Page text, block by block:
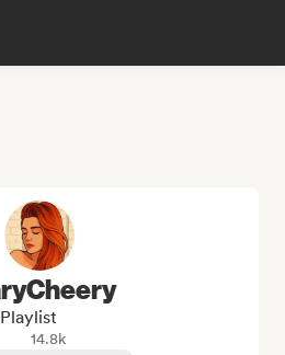
Playlist
14.8k